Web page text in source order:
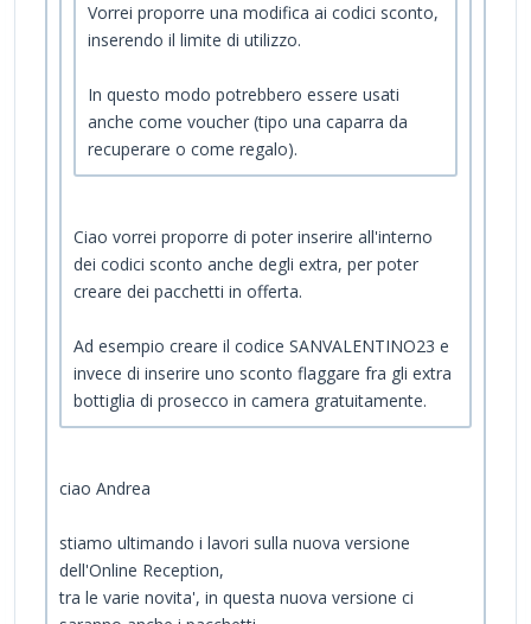
Vorrei proporre una modifica ai codici sconto,
inserendo il limite di utilizzo.
In questo modo potrebbero essere usati
anche come voucher (tipo una caparra da
recuperare o come regalo).
Ciao vorrei proporre di poter inserire all'interno
dei codici sconto anche degli extra, per poter
creare dei pacchetti in offerta.
Ad esempio creare il codice SANVALENTINO23 e
invece di inserire uno sconto flaggare fra gli extra
bottiglia di prosecco in camera gratuitamente.
ciao Andrea
stiamo ultimando i lavori sulla nuova versione
dell'Online Reception,
tra le varie novita', in questa nuova versione ci